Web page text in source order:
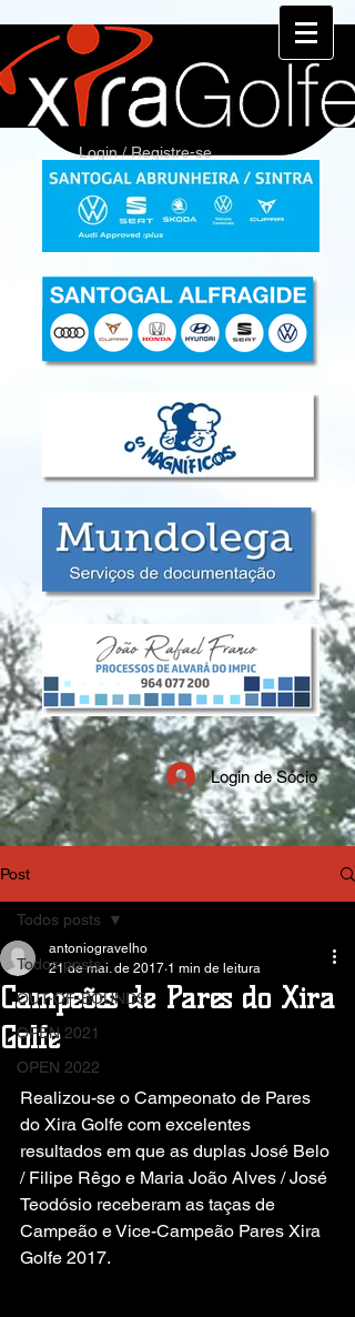
Login / Registre-se
Login de Sócio
Post
Todos posts
OUT-OF-BOUNDS
OPEN 2021
OPEN 2022
Todos posts
Campeões de Pares do Xira
Golfe
antoniogravelho
21 de mai. de 2017 1 min de leitura
Realizou-se o Campeonato de Pares
do Xira Golfe com excelentes
resultados em que as duplas José Belo
/ Filipe Rêgo e Maria João Alves / José
Teodósio receberam as taças de
Campeão e Vice-Campeão Pares Xira
Golfe 2017.